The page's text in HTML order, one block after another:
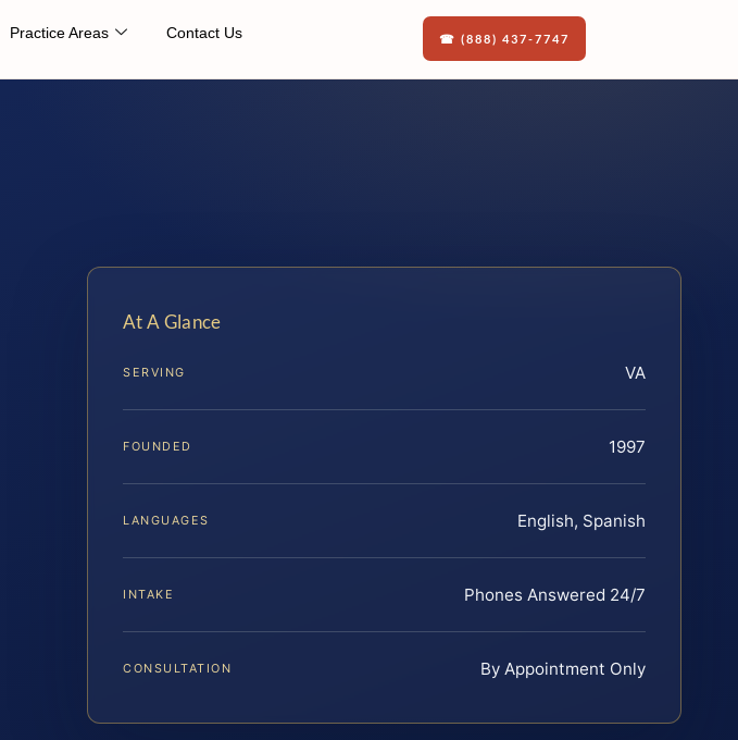
Practice Areas Contact Us ☎ (888) 437-7747
At A Glance
SERVING VA
FOUNDED 1997
LANGUAGES English, Spanish
INTAKE Phones Answered 24/7
CONSULTATION By Appointment Only